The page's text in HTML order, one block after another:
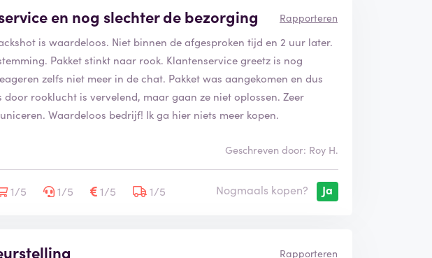
en nog slechter de bezorging Rapporteren
is waardeloos. Niet binnen de afgesproken tijd en 2 uur later.
Pakket stinkt naar rook. Klantenservice greetz is nog
zelfs niet meer in de chat. Pakket was aangekomen en dus
rooklucht is vervelend, maar gaan ze niet oplossen. Zeer
Waardeloos bedrijf! Ik ga hier niets meer kopen.
Geschreven door: Roy H.
1/5 1/5 1/5 1/5 Nogmaals kopen? Ja
Rapporteren